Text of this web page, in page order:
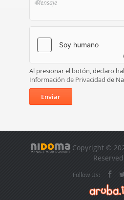
Al presionar el botón, declaro
Información de Privacidad de
Enviar
Copyright ©
Follow Us: